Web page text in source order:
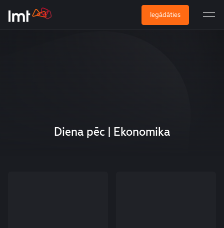
Iegādāties
Diena pēc | Ekonomika